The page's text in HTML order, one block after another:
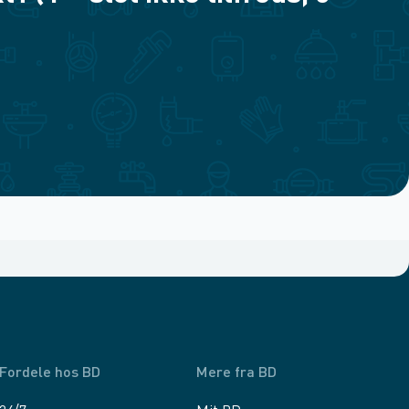
hos BD Mere fra BD